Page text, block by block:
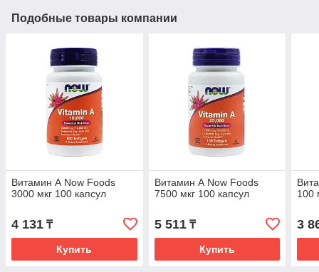
Подобные товары компании
Витамин А Now Foods
3000 мкг 100 капсул
4 131 ₸
Купить
Витамин А Now Foods
7500 мкг 100 капсул
5 511₸
Купить
100
3